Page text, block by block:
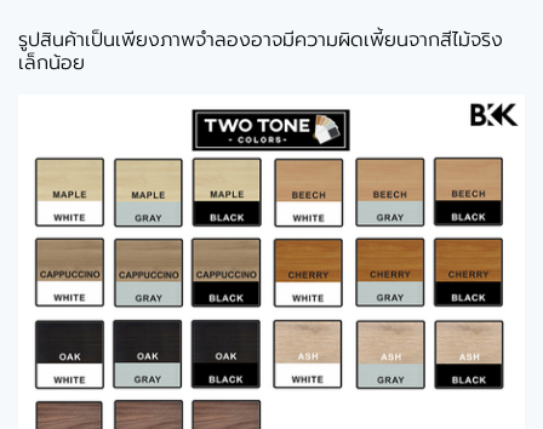
รูปสินค้าเป็นเพียงภาพจำลองอาจมีความผิดเพี้ยนจากสีไม้จริง
เล็กน้อย